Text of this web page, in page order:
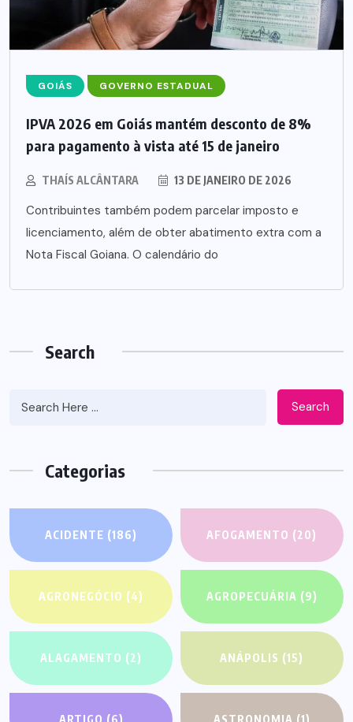
GOIÁS GOVERNO ESTADUAL
IPVA 2026 em Goiás mantém desconto de 8%
para pagamento à vista até 15 de janeiro
THAÍS ALCÂNTARA 13 DE JANEIRO DE 2026
Contribuintes também podem parcelar imposto e
licenciamento, além de obter abatimento extra com a
Nota Fiscal Goiana. O calendário do
Search
Search
Categorias
ACIDENTE (186) AFOGAMENTO (20)
AGRONEGÓCIO (4) AGROPECUÁRIA (9)
ALAGAMENTO (2) ANÁPOLIS (15)
ARTIGO (6) ASTRONOMIA (1)